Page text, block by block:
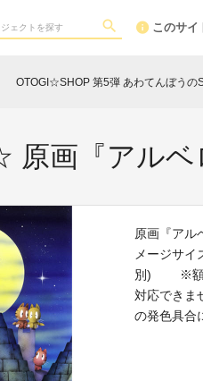
このサイ
第5弾 あわてんぼうの
画『アルベ
原画『ア
メージサ
別) ※額装
対応でき
の発色具合